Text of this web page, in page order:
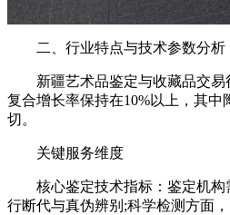
二、行业特点与技术参数分析
新疆艺术品鉴定与收藏品交易行
复合增长率保持在10%以上，其
切。
关键服务维度
核心鉴定技术指标：鉴定机构需
行断代与真伪辨别;科学检测方面